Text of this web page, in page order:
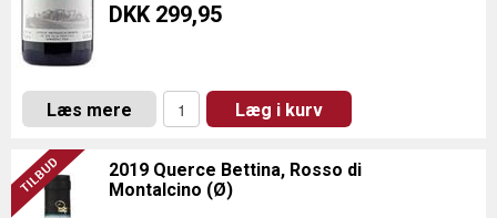
DKK 299,95
Læs mere Læg i kurv
2019 Querce Bettina, Rosso di
Montalcino (Ø)